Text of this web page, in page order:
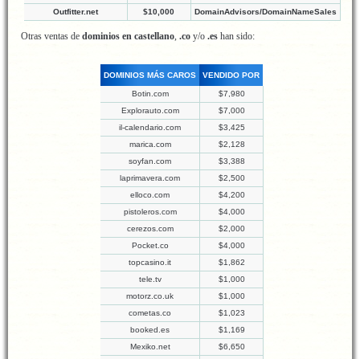
Outfitter.net
$10,000 DomainAdvisors/DomainNameSales
Otras ventas de dominios en castellano, .co y/o .es han sido:
DOMINIOS MÁS CAROS VENDIDO POR
Botin.com
$7,980
Explorauto.com
$7,000
il-calendario.com
$3,425
marica.com
$2,128
soyfan.com
$3,388
laprimavera.com
$2,500
elloco.com
$4,200
pistoleros.com
$4,000
cerezos.com
$2,000
Pocket.co
$4,000
topcasino.it
$1,862
tele.tv
$1,000
motorz.co.uk
$1,000
cometas.co
$1,023
booked.es
$1,169
Mexiko.net
$6,650